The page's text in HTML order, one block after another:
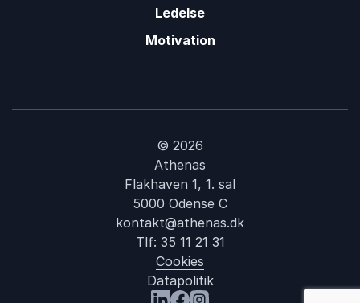
Ledelse
Motivation
© 2026
Athenas
Flakhaven 1, 1. sal
5000 Odense C
kontakt@athenas.dk
Tlf: 35 11 21 31
Cookies
Datapolitik